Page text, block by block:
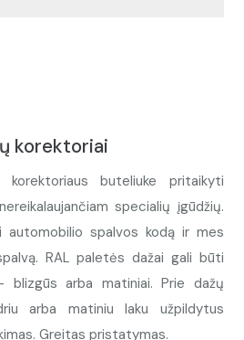
korektoriai
korektoriaus buteliuke pritaikyti
specialių įgūdžių.
automobilio spalvos kodą ir mes
RAL paletės dažai gali būti
blizgūs arba matiniai. Prie dažų
arba matiniu laku užpildytus
Greitas pristatymas.